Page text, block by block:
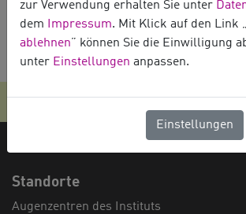
Diabetisches Makulaödem
KONTAKT & TERMINE IMPRESSUM
Standorte
Augenzentren des Instituts
zur Verwendung erhalten Sie unter
dem
Impressum. Mit Klick auf den Link „
ablehnen” können Sie die Einwilligung
unter Einstellungen anpassen.
Einstellungen